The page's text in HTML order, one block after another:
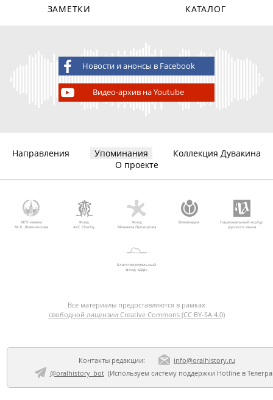
ЗАМЕТКИ
КАТАЛОГ
Новости и анонсы в Facebook
Видео-архив на Youtube
Направления Упоминания
Коллекция Дувакина
О проекте
МГУ имени
М.В. Ломоносова
Фонд
AVC Charity
Фонд
Михаила Прохорова
Викимедиа
Национальный корпус
русского языка
Благотворительный
фонд «Дар»
Все материалы предоставляются в рамках
свободной лицензии Creative Commons (CC BY-SA 4.0)
Контакты редакции:
info@oralhistory.ru
@oralhistory_bot(Используем систему поддержки Hotline в